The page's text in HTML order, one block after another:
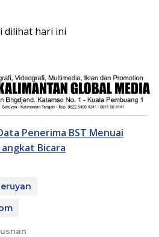
dilihat hari ini
Penerima BST Menuai
Bicara